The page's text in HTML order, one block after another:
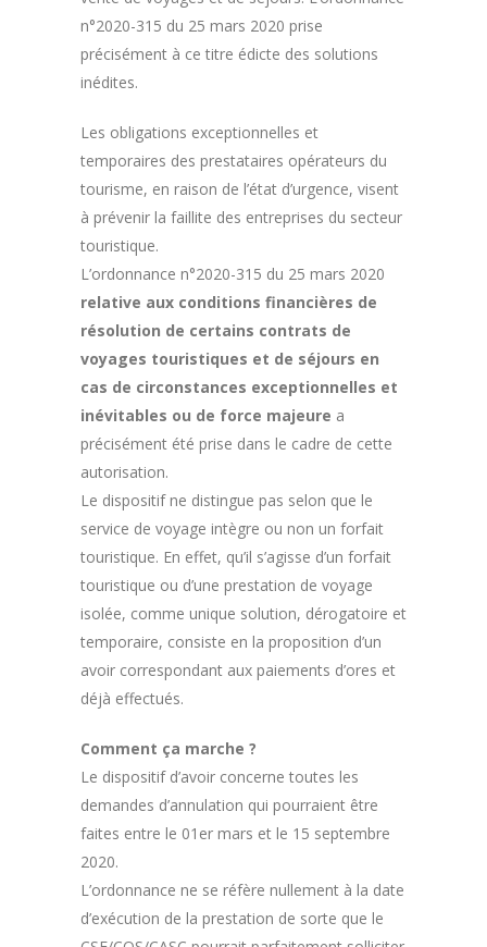
n°2020-315 du 25 mars 2020 prise
précisément à ce titre édicte des solutions
inédites.
Les obligations exceptionnelles et
temporaires des prestataires opérateurs du
tourisme, en raison de l’état d’urgence, visent
à prévenir la faillite des entreprises du secteur
touristique.
L’ordonnance n°2020-315 du 25 mars 2020
relative aux conditions financières de
résolution de certains contrats de
voyages touristiques et de séjours en
cas de circonstances exceptionnelles et
inévitables ou de force majeure a
précisément été prise dans le cadre de cette
autorisation.
Le dispositif ne distingue pas selon que le
service de voyage intègre ou non un forfait
touristique. En effet, qu’il s’agisse d’un forfait
touristique ou d’une prestation de voyage
isolée, comme unique solution, dérogatoire et
temporaire, consiste en la proposition d’un
avoir correspondant aux paiements d’ores et
déjà effectués.
Comment ça marche ?
Le dispositif d’avoir concerne toutes les
demandes d’annulation qui pourraient être
faites entre le 01er mars et le 15 septembre
2020.
L’ordonnance ne se réfère nullement à la date
d’exécution de la prestation de sorte que le